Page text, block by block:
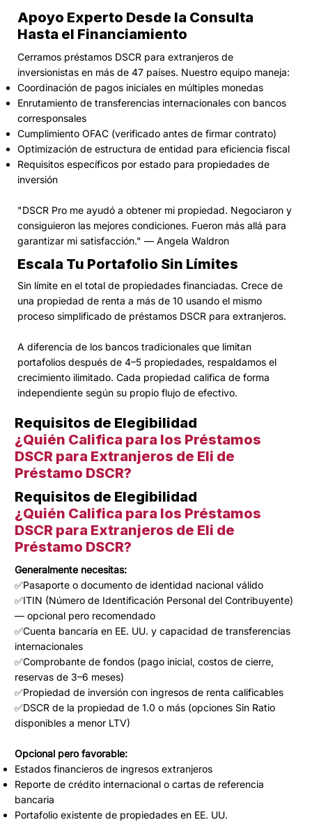
Apoyo Experto Desde la Consulta
Hasta el Financiamiento
Cerramos préstamos DSCR para extranjeros de
inversionistas en más de 47 países. Nuestro equipo maneja:
Coordinación de pagos iniciales en múltiples monedas
Enrutamiento de transferencias internacionales con bancos
corresponsales
Cumplimiento OFAC (verificado antes de firmar contrato)
Optimización de estructura de entidad para eficiencia fiscal
Requisitos específicos por estado para propiedades de
inversión
"DSCR Pro me ayudó a obtener mi propiedad. Negociaron y
consiguieron las mejores condiciones. Fueron más allá para
garantizar mi satisfacción." — Angela Waldron
Escala Tu Portafolio Sin Límites
Sin límite en el total de propiedades financiadas. Crece de
una propiedad de renta a más de 10 usando el mismo
proceso simplificado de préstamos DSCR para extranjeros.
A diferencia de los bancos tradicionales que limitan
portafolios después de 4–5 propiedades, respaldamos el
crecimiento ilimitado. Cada propiedad califica de forma
independiente según su propio flujo de efectivo.
Requisitos de Elegibilidad
¿Quién Califica para los Préstamos
DSCR para Extranjeros de Eli de
Préstamo DSCR?
Requisitos de Elegibilidad
¿Quién Califica para los Préstamos
DSCR para Extranjeros de Eli de
Préstamo DSCR?
Generalmente necesitas:
✅Pasaporte o documento de identidad nacional válido
✅ITIN (Número de Identificación Personal del Contribuyente)
— opcional pero recomendado
✅Cuenta bancaria en EE. UU. y capacidad de transferencias
internacionales
✅Comprobante de fondos (pago inicial, costos de cierre,
reservas de 3–6 meses)
✅Propiedad de inversión con ingresos de renta calificables
✅DSCR de la propiedad de 1.0 o más (opciones Sin Ratio
disponibles a menor LTV)
Opcional pero favorable:
Estados financieros de ingresos extranjeros
Reporte de crédito internacional o cartas de referencia
bancaria
Portafolio existente de propiedades en EE. UU.